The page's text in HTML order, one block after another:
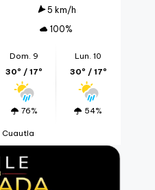
5 km/h
100%
Dom. 9
30º / 17º
76%
Lun. 10
30º / 17º
54%
Cuautla